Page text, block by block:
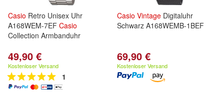
Casio Retro Unisex Uhr
A168WEM-7EF Casio
Collection Armbanduhr
49,90 €
Kostenloser Versand
1
Casio Vintage Digitaluhr
Schwarz A168WEMB-1BEF
69,90 €
Kostenloser Versand